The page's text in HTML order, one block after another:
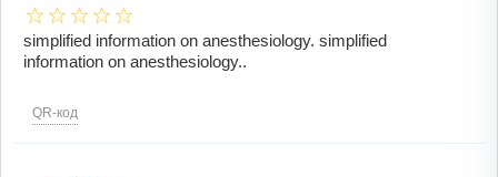
simplified information on anesthesiology. simplified
information on anesthesiology..
QR-код